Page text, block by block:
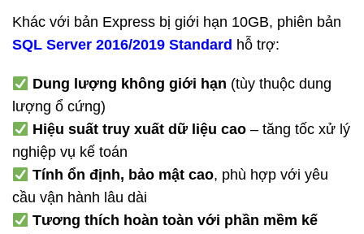
Khác với bản Express bị giới hạn 10GB, phiên bản
SQL Server 2016/2019 Standard hỗ trợ:
Dung lượng không giới hạn (tùy thuộc dung
lượng ổ cứng)
Hiệu suất truy xuất dữ liệu cao – tăng tốc xử lý
nghiệp vụ kế toán
Tính ổn định, bảo mật cao, phù hợp với yêu
cầu vận hành lâu dài
Tương thích hoàn toàn với phần mềm kế